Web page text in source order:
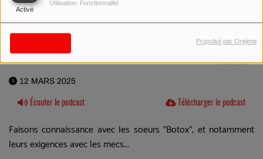
Activé
Utilisation: Fonctionnalité
Propulsé par Orejime
12 MARS 2025
Écouter le podcast Télécharger le podcast
Faisons connaissance avec les soeurs "Botox", et notamment
leurs exigences avec les mecs...